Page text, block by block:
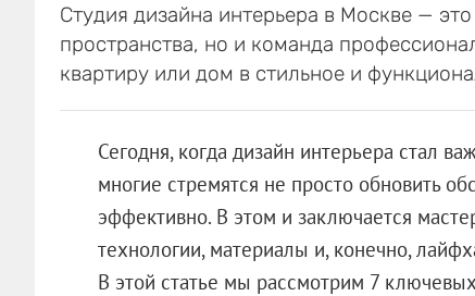
Студия дизайна интерьера в Москве —
пространства, но и команда
квартиру или дом в стильное и
Сегодня, когда дизайн интерьера стал
многие стремятся не просто обновить
эффективно. В этом и заключается
технологии, материалы и, конечно,
В этой статье мы рассмотрим 7